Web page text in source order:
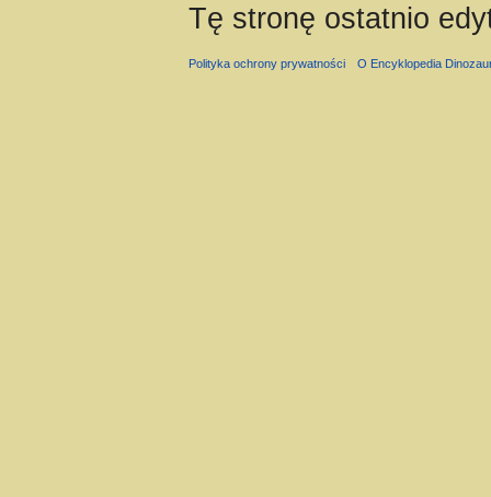
Tę stronę ostatnio
Polityka ochrony prywatności O Encyklopedia